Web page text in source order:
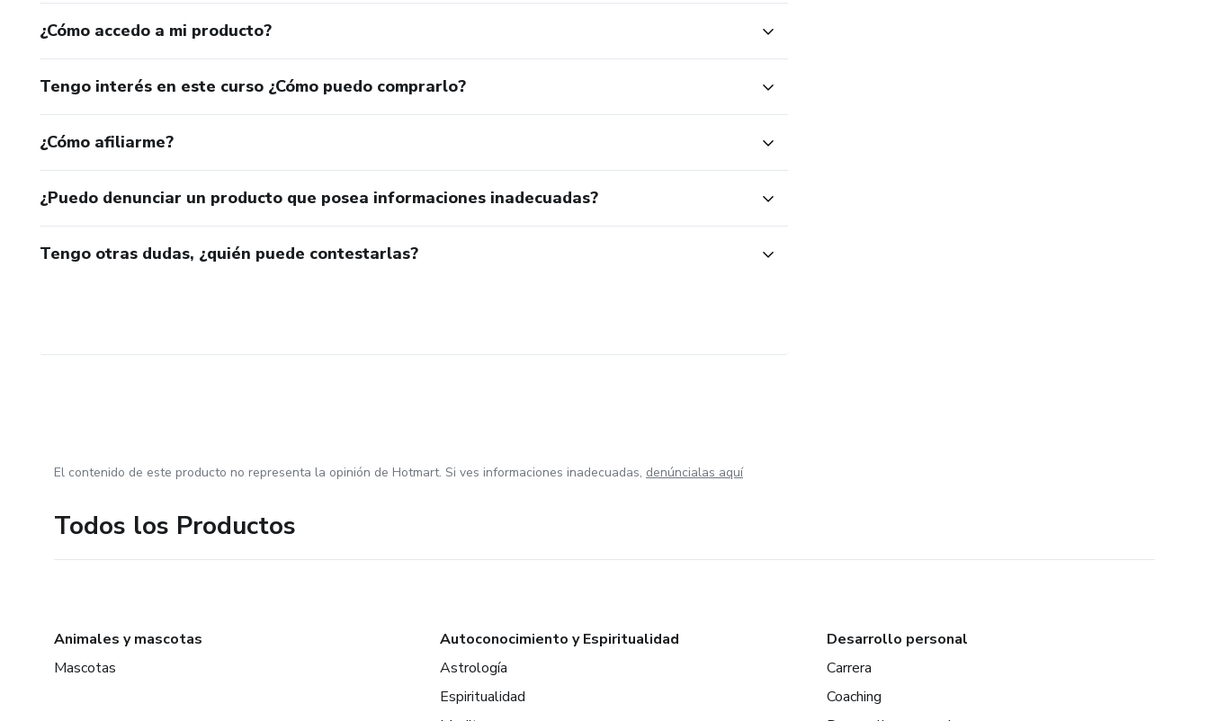
¿Cómo accedo a mi producto?
Tengo interés en este curso ¿Cómo puedo comprarlo?
¿Cómo afiliarme?
¿Puedo denunciar un producto que posea informaciones inadecuadas?
Tengo otras dudas, ¿quién puede contestarlas?
El contenido de este producto no representa la opinión de Hotmart. Si ves informaciones inadecuadas, denúncialas aquí
Todos los Productos
Animales y mascotas
Mascotas
Autoconocimiento y Espiritualidad
Astrología
Espiritualidad
Desarrollo personal
Carrera
Coaching